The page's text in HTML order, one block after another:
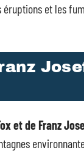
et les
et de Franz